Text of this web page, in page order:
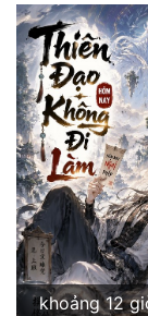
khoảng 12